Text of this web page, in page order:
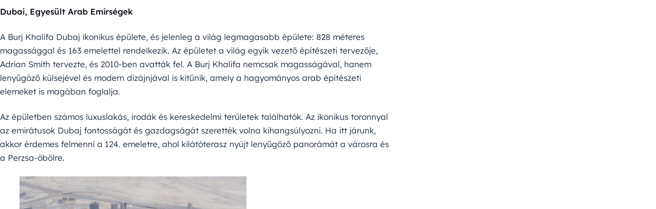
Dubai, Egyesült Arab Emírségek
A Burj Khalifa Dubaj ikonikus épülete, és jelenleg a világ legmagasabb épülete: 828 méteres
magassággal és 163 emelettel rendelkezik. Az épületet a világ egyik vezető építészeti tervezője,
Adrian Smith tervezte, és 2010-ben avatták fel. A Burj Khalifa nemcsak magasságával, hanem
lenyűgöző külsejével és modern dizájnjával is kitűnik, amely a hagyományos arab építészeti
elemeket is magában foglalja.
Az épületben számos luxuslakás, irodák és kereskedelmi területek találhatók. Az ikonikus toronnyal
az emirátusok Dubaj fontosságát és gazdagságát szerették volna kihangsúlyozni. Ha itt járunk,
akkor érdemes felmenni a 124. emeletre, ahol kilátóterasz nyújt lenyűgöző panorámát a városra és
a Perzsa-öbölre.